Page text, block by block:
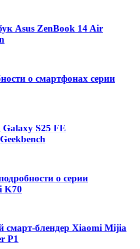
Asus ZenBook 14 Air
о смартфонах серии
S25 FE
о серии
K70
смарт-блендер Xiaomi Mijia
P1